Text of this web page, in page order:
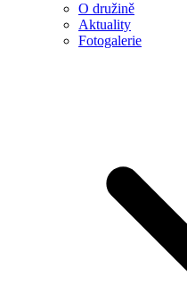
O družině
Aktuality
Fotogalerie